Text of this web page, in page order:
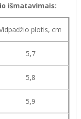
išmatavimais:
plotis, cm
5,7
5,8
5,9